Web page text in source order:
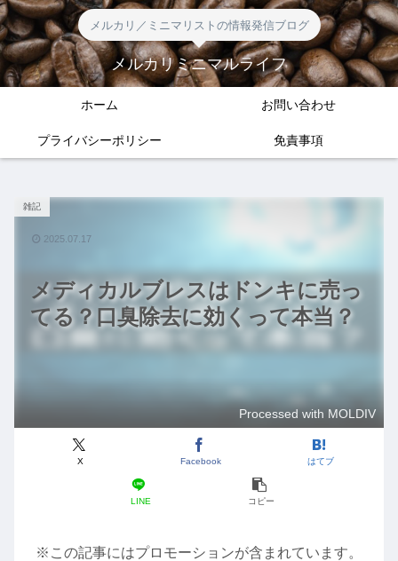
メルカリ／ミニマリストの情報発信ブログ
メルカリミニマルライフ
ホーム お問い合わせ
プライバシーポリシー 免責事項
メディカルブレスはドンキに売っ
てる？口臭除去に効くって本当？
雑記
Processed with MOLDIV
X Facebook はてブ
LINE コピー
2025.07.17
※この記事にはプロモーションが含まれています。